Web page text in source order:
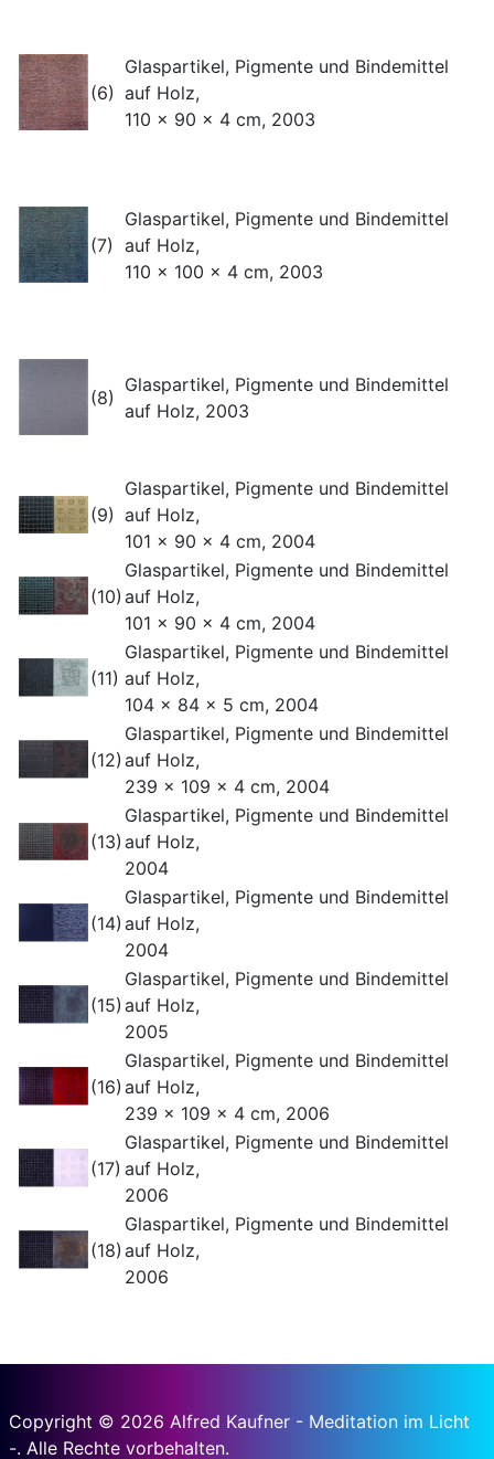
(6)
Glaspartikel, Pigmente und Bindemittel
auf Holz,
110 x 90 x 4 cm, 2003
(7)
Glaspartikel, Pigmente und Bindemittel
auf Holz,
110 x 100 x 4 cm, 2003
(8)
Glaspartikel, Pigmente und Bindemittel
auf Holz, 2003
(9)
Glaspartikel, Pigmente und Bindemittel
auf Holz,
101 x 90 x 4 cm, 2004
(10)
Glaspartikel, Pigmente und Bindemittel
auf Holz,
101 x 90 x 4 cm, 2004
(11)
Glaspartikel, Pigmente und Bindemittel
auf Holz,
104 x 84 x 5 cm, 2004
(12)
Glaspartikel, Pigmente und Bindemittel
auf Holz,
239 x 109 x 4 cm, 2004
(13)
Glaspartikel, Pigmente und Bindemittel
auf Holz,
2004
(14)
Glaspartikel, Pigmente und Bindemittel
auf Holz,
2004
(15)
Glaspartikel, Pigmente und Bindemittel
auf Holz,
2005
(16)
Glaspartikel, Pigmente und Bindemittel
auf Holz,
239 x 109 x 4 cm, 2006
(17)
Glaspartikel, Pigmente und Bindemittel
auf Holz,
2006
(18)
Glaspartikel, Pigmente und Bindemittel
auf Holz,
2006
Copyright © 2026 Alfred Kaufner - Meditation im Licht
-. Alle Rechte vorbehalten.